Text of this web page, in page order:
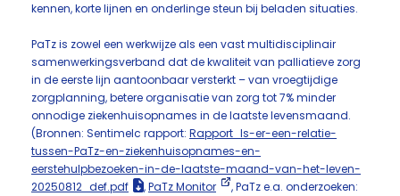
kennen, korte lijnen en onderlinge steun bij beladen situaties.
PaTz is zowel een werkwijze als een vast multidisciplinair
samenwerkingsverband dat de kwaliteit van palliatieve zorg
in de eerste lijn aantoonbaar versterkt – van vroegtijdige
zorgplanning, betere organisatie van zorg tot 7% minder
onnodige ziekenhuisopnames in de laatste levensmaand.
(Bronnen: Sentimelc rapport: Rapport_Is-er-een-relatie-
tussen-PaTz-en-ziekenhuisopnames-en-
eerstehulpbezoeken-in-de-laatste-maand-van-het-leven-
20250812_def.pdf
,PaTz Monitor
, PaTz e.a. onderzoeken: